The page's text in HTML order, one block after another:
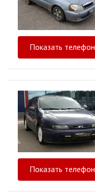
Показать телефон
Показать телефон